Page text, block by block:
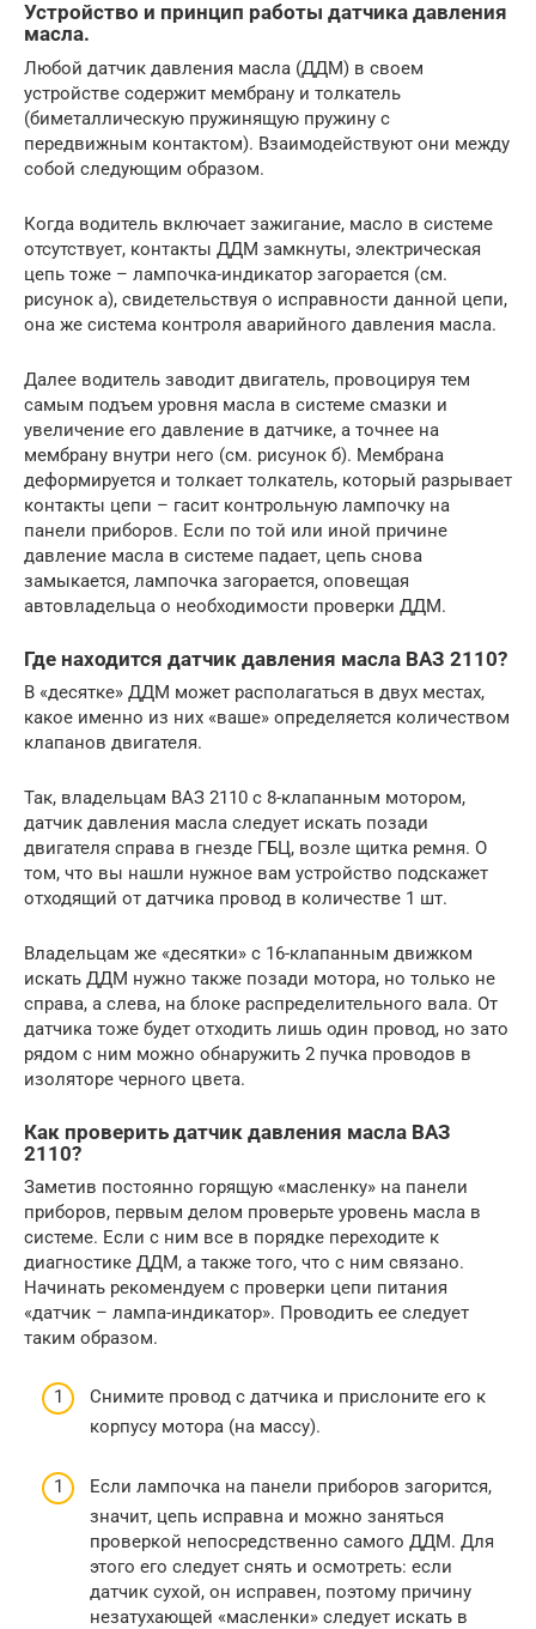
Устройство и принцип работы датчика давления
масла.
Любой датчик давления масла (ДДМ) в своем
устройстве содержит мембрану и толкатель
(биметаллическую пружинящую пружину с
передвижным контактом). Взаимодействуют они между
собой следующим образом.
Когда водитель включает зажигание, масло в системе
отсутствует, контакты ДДМ замкнуты, электрическая
цепь тоже – лампочка-индикатор загорается (см.
рисунок а), свидетельствуя о исправности данной цепи,
она же система контроля аварийного давления масла.
Далее водитель заводит двигатель, провоцируя тем
самым подъем уровня масла в системе смазки и
увеличение его давление в датчике, а точнее на
мембрану внутри него (см. рисунок б). Мембрана
деформируется и толкает толкатель, который разрывает
контакты цепи – гасит контрольную лампочку на
панели приборов. Если по той или иной причине
давление масла в системе падает, цепь снова
замыкается, лампочка загорается, оповещая
автовладельца о необходимости проверки ДДМ.
Где находится датчик давления масла ВАЗ 2110?
В «десятке» ДДМ может располагаться в двух местах,
какое именно из них «ваше» определяется количеством
клапанов двигателя.
Так, владельцам ВАЗ 2110 с 8-клапанным мотором,
датчик давления масла следует искать позади
двигателя справа в гнезде ГБЦ, возле щитка ремня. О
том, что вы нашли нужное вам устройство подскажет
отходящий от датчика провод в количестве 1 шт.
Владельцам же «десятки» с 16-клапанным движком
искать ДДМ нужно также позади мотора, но только не
справа, а слева, на блоке распределительного вала. От
датчика тоже будет отходить лишь один провод, но зато
рядом с ним можно обнаружить 2 пучка проводов в
изоляторе черного цвета.
Как проверить датчик давления масла ВАЗ
2110?
Заметив постоянно горящую «масленку» на панели
приборов, первым делом проверьте уровень масла в
системе. Если с ним все в порядке переходите к
диагностике ДДМ, а также того, что с ним связано.
Начинать рекомендуем с проверки цепи питания
«датчик – лампа-индикатор». Проводить ее следует
таким образом.
Снимите провод с датчика и прислоните его к
корпусу мотора (на массу).
Если лампочка на панели приборов загорится,
значит, цепь исправна и можно заняться
проверкой непосредственно самого ДДМ. Для
этого его следует снять и осмотреть: если
датчик сухой, он исправен, поэтому причину
незатухающей «масленки» следует искать в